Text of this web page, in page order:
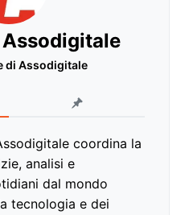
di Assodigitale
coordina la
analisi e
dal mondo
tecnologia e dei